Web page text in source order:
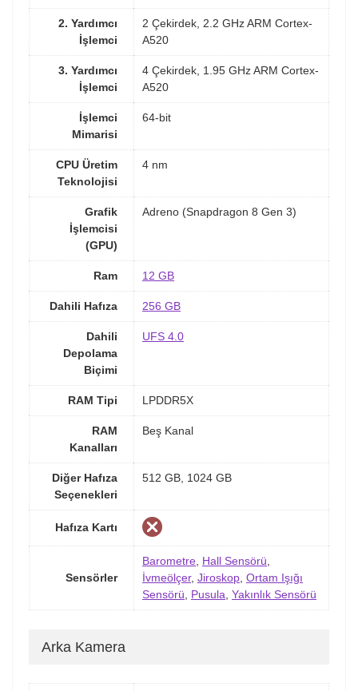
2. Yardımcı
İşlemci
2 Çekirdek, 2.2 GHz ARM Cortex-
A520
3. Yardımcı
İşlemci
4 Çekirdek, 1.95 GHz ARM Cortex-
A520
İşlemci
Mimarisi
64-bit
CPU Üretim
Teknolojisi
4 nm
Grafik
İşlemcisi
(GPU)
Adreno (Snapdragon 8 Gen 3)
Ram 12 GB
Dahili Hafıza 256 GB
Dahili
Depolama
Biçimi
UFS 4.0
RAM Tipi LPDDR5X
RAM
Kanalları
Beş Kanal
Diğer Hafıza
Seçenekleri
512 GB, 1024 GB
Hafıza Kartı
Sensörler
Barometre Hall Sensörü
İvmeölçer, Jiroskop Ortam Işığı
Sensörü
Pusula Yakınlık Sensörü
Arka Kamera